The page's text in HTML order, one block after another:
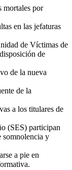
mortales por
en las jefaturas
de Víctimas de
de
de la nueva
de la
a los titulares de
(SES) participan
somnolencia y
a pie en